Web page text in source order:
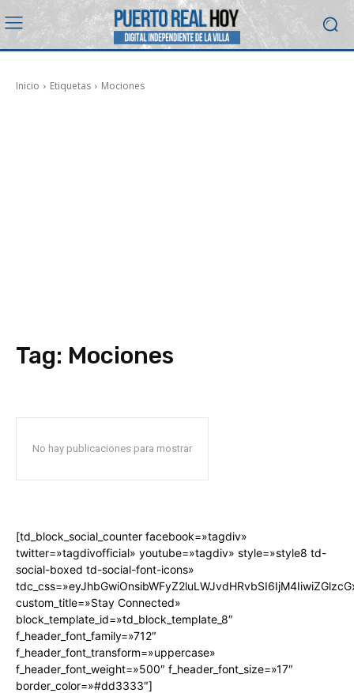
Inicio Etiquetas Mociones
Tag: Mociones
No hay publicaciones para mostrar
[td_block_social_counter facebook=»tagdiv»
twitter=»tagdivofficial» youtube=»tagdiv» style=»style8 td-
social-boxed td-social-font-icons»
custom_title=»Stay Connected»
block_template_id=»td_block_template_8″
f_header_font_family=»712″
f_header_font_transform=»uppercase»
f_header_font_weight=»500″ f_header_font_size=»17″
border_color=»#dd3333″]